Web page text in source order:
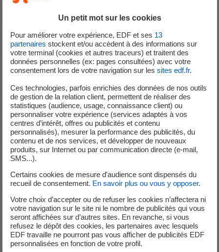
définir des scénarios de réinjection optimaux car ces
opérations sont coûteuses. Pour y parvenir,
développé et utilisé un nouveau code de calcul,
permet de mettre en exergue le fait que certaines
configurations sont plus efficaces que d’autres.
Lors de cette première utilisation de TELEMAC2D-GAIA
pour la modélisation des ré-injections de graviers, des
scénarios de gestion optimaux ont pu être élaborés. Ils ont
par exemple montré que dans une configuration de
remblai unique (un seul côté), il est essentiel de maximiser
la longueur de ce dernier et de le positionner au plus
proche du chenal d’écoulement. Une configuration à deux
remblais serait contreproductive en l’absence de mise en
La mise en œuvre dece nouvel outil pour établir des
stratégies de réinjection permettra d’optimiser les
futurs travaux.Cette première utilisation du code
hydrosédimentaire TELEMAC2D-GAIA a permis de
reproduire avec succès ces opérations de réinjection de
graviers à large échelle. Il s’agit d’une première à l’échelle
Un petit mot sur les cookies
Pour améliorer votre expérience, EDF et ses 13
partenaires stockent et/ou accèdent à des informations sur
votre terminal (cookies et autres traceurs) et traitent des
données personnelles (ex: pages consultées) avec votre
consentement lors de votre navigation sur les sites edf.fr.
Ces technologies, parfois enrichies des données de nos outils
de gestion de la relation client, permettent de réaliser des
statistiques (audience, usage, connaissance client) ou
personnaliser votre expérience (services adaptés à vos
centres d’intérêt, offres ou publicités et contenu
personnalisés), mesurer la performance des publicités, du
contenu et de nos services, et développer de nouveaux
produits, sur Internet ou par communication directe (e-mail,
SMS...).
Certains cookies de mesure d'audience sont dispensés du
recueil de consentement. En savoir plus ou vous y opposer.
Votre choix d’accepter ou de refuser les cookies n’affectera ni
votre navigation sur le site ni le nombre de publicités qui vous
seront affichées sur d’autres sites. En revanche, si vous
refusez le dépôt des cookies, les partenaires avec lesquels
EDF travaille ne pourront pas vous afficher de publicités EDF
personnalisées en fonction de votre profil.